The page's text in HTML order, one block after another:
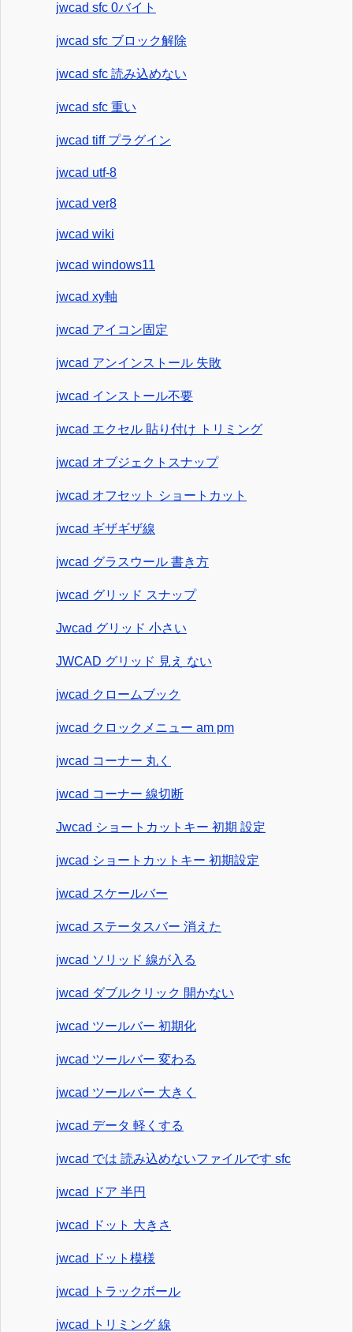
jwcad sfc 0バイト
jwcad sfc ブロック解除
jwcad sfc 読み込めない
jwcad sfc 重い
jwcad tiff プラグイン
jwcad utf-8
jwcad ver8
jwcad wiki
jwcad windows11
jwcad xy軸
jwcad アイコン固定
jwcad アンインストール 失敗
jwcad インストール不要
jwcad エクセル 貼り付け トリミング
jwcad オブジェクトスナップ
jwcad オフセット ショートカット
jwcad ギザギザ線
jwcad グラスウール 書き方
jwcad グリッド スナップ
Jwcad グリッド 小さい
JWCAD グリッド 見え ない
jwcad クロームブック
jwcad クロックメニュー am pm
jwcad コーナー 丸く
jwcad コーナー 線切断
Jwcad ショートカットキー 初期 設定
jwcad ショートカットキー 初期設定
jwcad スケールバー
jwcad ステータスバー 消えた
jwcad ソリッド 線が入る
jwcad ダブルクリック 開かない
jwcad ツールバー 初期化
jwcad ツールバー 変わる
jwcad ツールバー 大きく
jwcad データ 軽くする
jwcad では 読み込めないファイルです sfc
jwcad ドア 半円
jwcad ドット 大きさ
jwcad ドット模様
jwcad トラックボール
jwcad トリミング 線